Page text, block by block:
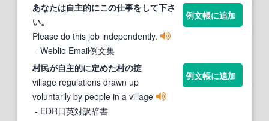
あなたは自主的にこの仕事をして下さ
い。
Please do this job independently.
- Weblio Email例文集
例文帳に追加
村民が自主的に定めた村の掟
village regulations drawn up
voluntarily by people in a village
- EDR日英対訳辞書
例文帳に追加